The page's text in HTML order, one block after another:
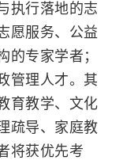
执行落地的志
愿服务、公益
的专家学者；
管理人才。其
育教学、文化
疏导、家庭教
将获优先考